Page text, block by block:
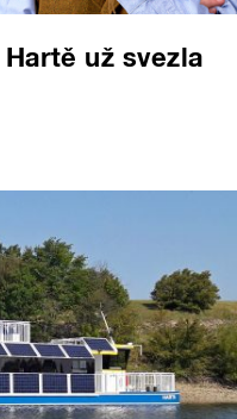
už svezla